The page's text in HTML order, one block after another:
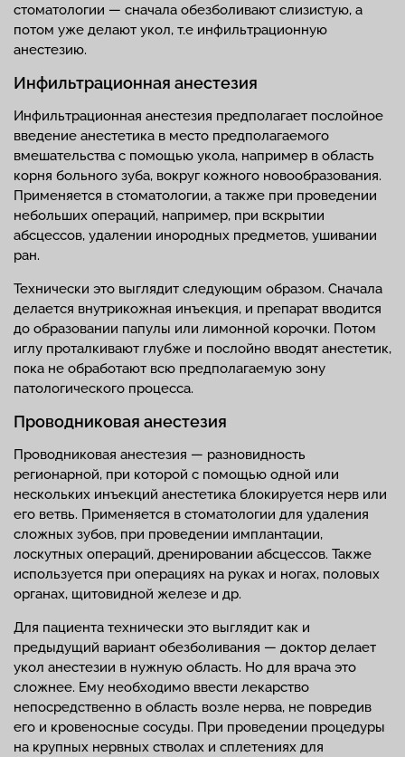
стоматологии — сначала обезболивают слизистую, а
потом уже делают укол, т.е инфильтрационную
анестезию.
Инфильтрационная анестезия
Инфильтрационная анестезия предполагает послойное
введение анестетика в место предполагаемого
вмешательства с помощью укола, например в область
корня больного зуба, вокруг кожного новообразования.
Применяется в стоматологии, а также при проведении
небольших операций, например, при вскрытии
абсцессов, удалении инородных предметов, ушивании
ран.
Технически это выглядит следующим образом. Сначала
делается внутрикожная инъекция, и препарат вводится
до образовании папулы или лимонной корочки. Потом
иглу проталкивают глубже и послойно вводят анестетик,
пока не обработают всю предполагаемую зону
патологического процесса.
Проводниковая анестезия
Проводниковая анестезия — разновидность
регионарной, при которой с помощью одной или
нескольких инъекций анестетика блокируется нерв или
его ветвь. Применяется в стоматологии для удаления
сложных зубов, при проведении имплантации,
лоскутных операций, дренировании абсцессов. Также
используется при операциях на руках и ногах, половых
органах, щитовидной железе и др.
Для пациента технически это выглядит как и
предыдущий вариант обезболивания — доктор делает
укол анестезии в нужную область. Но для врача это
сложнее. Ему необходимо ввести лекарство
непосредственно в область возле нерва, не повредив
его и кровеносные сосуды. При проведении процедуры
на крупных нервных стволах и сплетениях для